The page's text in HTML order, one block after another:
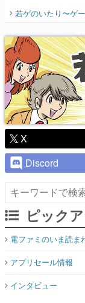
若ゲのいたり〜ゲ
X
Discord
ピック
電ファミのいま読ま
アプリセール情報
インタビュー